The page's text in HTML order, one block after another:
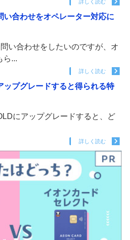
詳しく読む
い合わせをオペレーター対応に
い合わせをしたいのですが、オ
ら...
詳しく読む
ップグレードすると得られる特
にアップグレードすると、ど
詳しく読む